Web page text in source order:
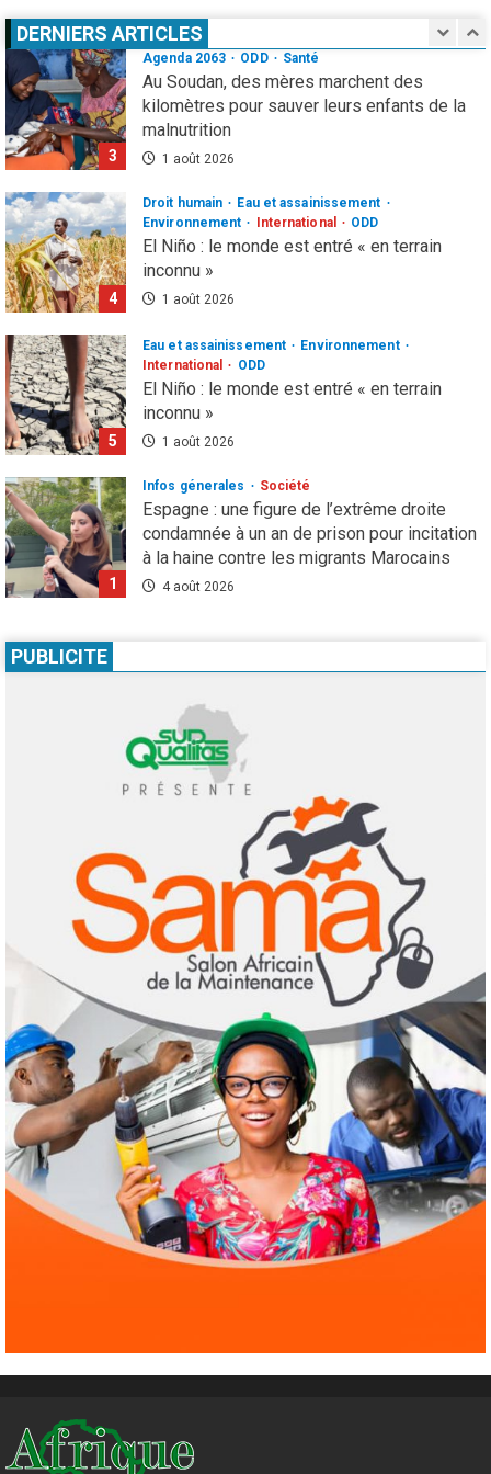
DERNIERS ARTICLES
3
Au Soudan, des mères marchent des
kilomètres pour sauver leurs enfants de la
malnutrition
1 août 2026
4
Droit humain
Environnement
inconnu »
1 août 2026
5
International
inconnu »
1 août 2026
1
Infos génerales
Espagne : une figure de l’extrême droite
à la haine contre les migrants Marocains
4 août 2026
Culture Education
Pour nourrir l’IA, les géants de la tech
Agenda 2063
Au Soudan, des mères marchent des
kilomètres pour sauver leurs enfants de la
malnutrition
4
Eau et assainissement
Environnement
International ODD
El Niño : le monde est entré « en terrain
inconnu »
1 août 2026
PUBLICITE